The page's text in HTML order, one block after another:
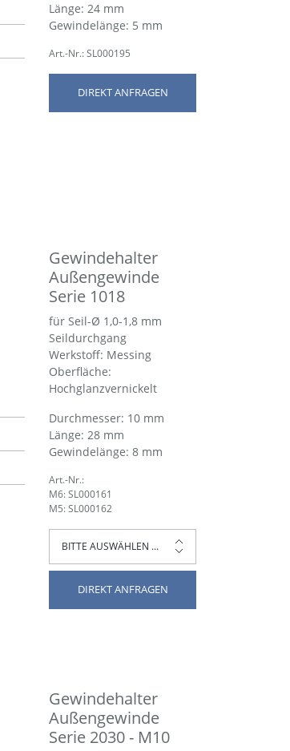
Länge: 24 mm
Gewindelänge: 5 mm
Art.-Nr.: SL000195
DIREKT ANFRAGEN
Gewindehalter
Außengewinde
Serie 1018
für Seil-Ø 1,0-1,8 mm
Seildurchgang
Werkstoff: Messing
Oberfläche:
Hochglanzvernickelt
Durchmesser: 10 mm
Länge: 28 mm
Gewindelänge: 8 mm
Art.-Nr.:
M6: SL000161
M5: SL000162
DIREKT ANFRAGEN
Gewindehalter
Außengewinde
Serie 2030 - M10